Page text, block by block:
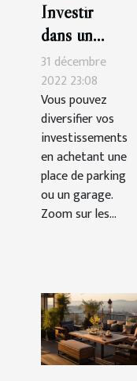
Investir
dans un
garage ou
une place de
parking :
quels atouts
?
31 décembre
2022 23:08
Vous pouvez
diversifier vos
investissements
en achetant une
place de parking
ou un garage.
Zoom sur les...